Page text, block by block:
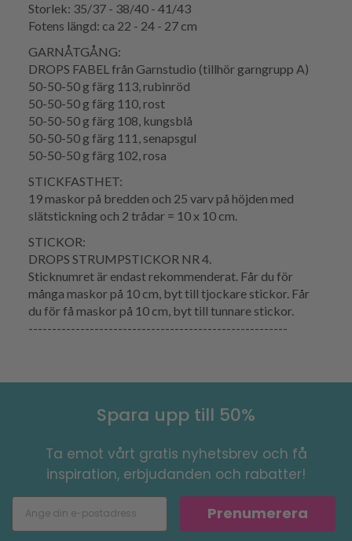
Storlek: 35/37 - 38/40 - 41/43
Fotens längd: ca 22 - 24 - 27 cm
GARNÅTGÅNG:
DROPS FABEL från Garnstudio (tillhör garngrupp A)
50-50-50 g färg 113, rubinröd
50-50-50 g färg 110, rost
50-50-50 g färg 108, kungsblå
50-50-50 g färg 111, senapsgul
50-50-50 g färg 102, rosa
STICKFASTHET:
19 maskor på bredden och 25 varv på höjden med
slätstickning och 2 trådar = 10 x 10 cm.
STICKOR:
DROPS STRUMPSTICKOR NR 4.
Sticknumret är endast rekommenderat. Får du för
många maskor på 10 cm, byt till tjockare stickor. Får
du för få maskor på 10 cm, byt till tunnare stickor.
-------------------------------------------------------
Spara upp till 50%
Ta emot vårt gratis nyhetsbrev och få
inspiration, erbjudanden och rabatter!
Prenumerera